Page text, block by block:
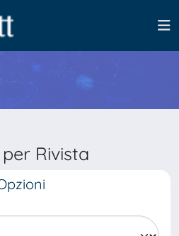
Rivista